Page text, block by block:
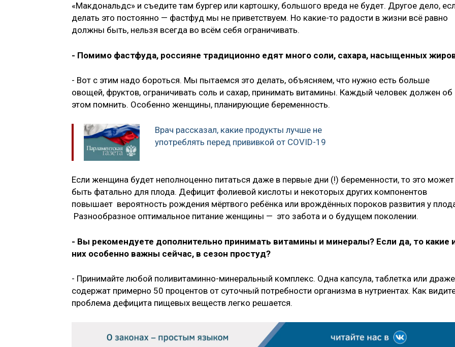
«Макдональдс» и съедите там бургер или картошку, большого вреда не будет. Другое дело,
делать это постоянно — фастфуд мы не приветствуем. Но какие-то радости в жизни всё равно
должны быть, нельзя всегда во всём себя ограничивать.
- Помимо фастфуда, россияне традиционно едят много соли, сахара, насыщенных
- Вот с этим надо бороться. Мы пытаемся это делать, объясняем, что нужно есть больше
овощей, фруктов, ограничивать соль и сахар, принимать витамины. Каждый человек должен об
этом помнить. Особенно женщины, планирующие беременность.
Врач рассказал, какие продукты лучше не
употреблять перед прививкой от COVID-19
Если женщина будет неполноценно питаться даже в первые дни (!) беременности, то это может
быть фатально для плода. Дефицит фолиевой кислоты и некоторых других компонентов
повышает вероятность рождения мёртвого ребёнка или врождённых пороков развития у
Разнообразное оптимальное питание женщины — это забота и о будущем поколении.
- Вы рекомендуете дополнительно принимать витамины и минералы? Если да, то какие
них особенно важны сейчас, в сезон простуд?
- Принимайте любой поливитаминно-минеральный комплекс. Одна капсула, таблетка или драже
содержат примерно 50 процентов от суточный потребности организма в нутриентах. Как
проблема дефицита пищевых веществ легко решается.